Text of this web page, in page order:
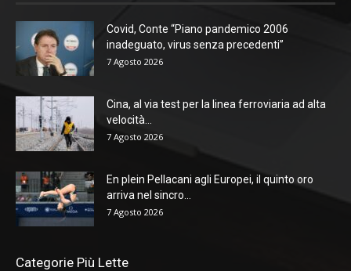
Covid, Conte “Piano pandemico 2006
inadeguato, virus senza precedenti”
7 Agosto 2026
Cina, al via test per la linea ferroviaria ad alta
velocità...
7 Agosto 2026
En plein Pellacani agli Europei, il quinto oro
arriva nel sincro...
7 Agosto 2026
Categorie Più Lette